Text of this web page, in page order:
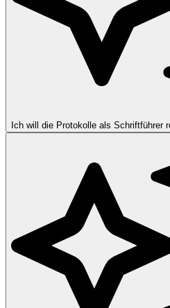
Ich will die Protokolle als Schriftführer